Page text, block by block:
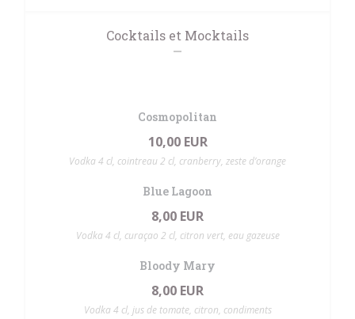
Cocktails et Mocktails
Cosmopolitan
10,00 EUR
Vodka 4 cl, cointreau 2 cl, cranberry, zeste d’orange
Blue Lagoon
8,00 EUR
Vodka 4 cl, curaçao 2 cl, citron vert, eau gazeuse
Bloody Mary
8,00 EUR
Vodka 4 cl, jus de tomate, citron, condiments